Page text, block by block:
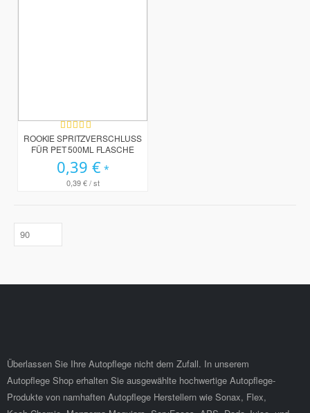
Bewertung:
96%
ROOKIE SPRITZVERSCHLUSS
FÜR PET 500ML FLASCHE
0,39 €
0,39 €/ st
Überlassen Sie Ihre Autopflege nicht dem Zufall. In unserem
Autopflege Shop erhalten Sie ausgewählte hochwertige Autopflege-
Produkte von namhaften Autopflege Herstellern wie Sonax, Flex,